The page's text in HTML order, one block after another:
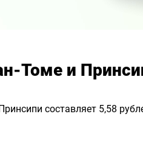
Томе и
составляет 5,58